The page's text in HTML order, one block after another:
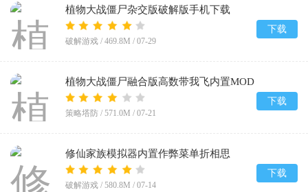
植物大战僵尸杂交版破解版手机下载
(Plants vs Zombies Super Hybrid)v0.25.5.0
破解游戏 / 469.8M / 07-29
下载
植物大战僵尸融合版高数带我飞内置MOD
菜单(PlantsVsZombiesRH-Mod)v3.8.1
策略塔防 / 571.0M / 07-21
下载
修仙家族模拟器内置作弊菜单折相思
v10.1.6
破解游戏 / 580.8M / 07-14
下载